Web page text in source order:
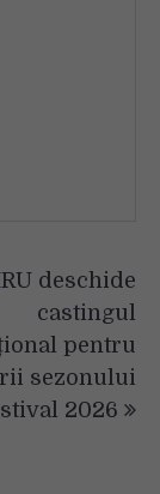
deschide
castingul
pentru
sezonului
2026